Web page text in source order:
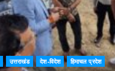
उत्तराखंड देश-विदेश हिमाचल प्रदेश